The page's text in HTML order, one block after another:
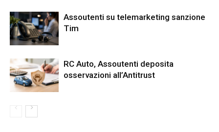
Assoutenti su telemarketing sanzione
Tim
RC Auto, Assoutenti deposita
osservazioni all’Antitrust